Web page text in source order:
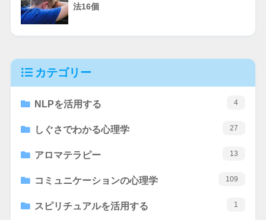
法16個
カテゴリー
NLPを活用する 4
しぐさでわかる心理学 27
アロマテラピー 13
コミュニケーションの心理学 109
スピリチュアルを活用する 1